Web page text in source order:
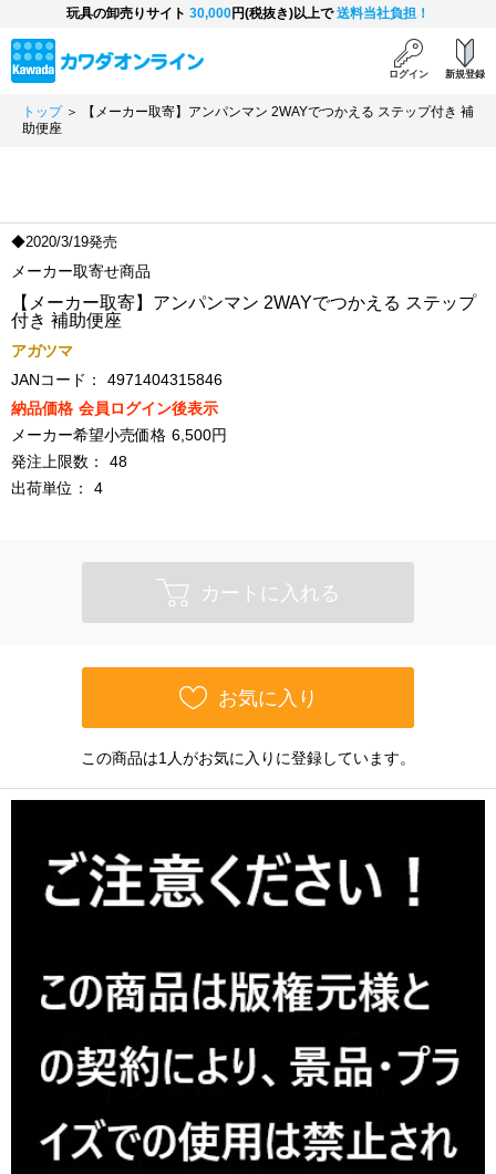
玩具の卸売りサイト 30,000円(税抜き)以上で送料当社負担！
ログイン 新規登録
トップ＞ 【メーカー取寄】アンパンマン 2WAYでつかえる ステップ付き 補
助便座
◆2020/3/19発売
メーカー取寄せ商品
【メーカー取寄】アンパンマン 2WAYでつかえる ステップ
付き 補助便座
アガツマ
JANコード：
4971404315846
納品価格 会員ログイン後表示
メーカー希望小売価格 6,500円
発注上限数：
48
出荷単位：
4
カートに入れる
お気に入り
この商品は1人がお気に入りに登録しています。